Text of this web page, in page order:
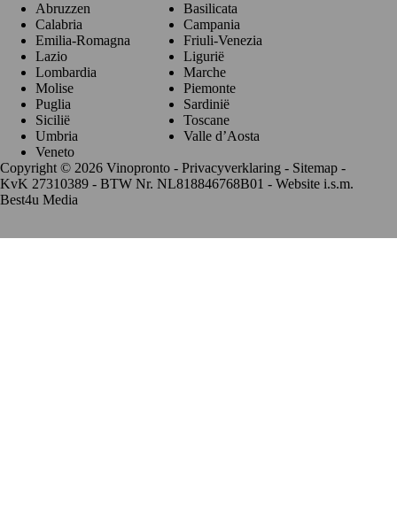
Abruzzen
Basilicata
Calabria
Campania
Emilia-Romagna
Friuli-Venezia
Lazio
Ligurië
Lombardia
Marche
Molise
Piemonte
Puglia
Sardinië
Sicilië
Toscane
Umbria
Valle d’Aosta
Veneto
Copyright © 2026 Vinopronto - Privacyverklaring - Sitemap -
KvK 27310389 - BTW Nr. NL818846768B01 - Website i.s.m.
Best4u Media